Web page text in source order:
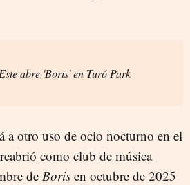
abre 'Boris' en Turó Park
a otro uso de ocio nocturno en el
como club de música
de Boris en octubre de 2025